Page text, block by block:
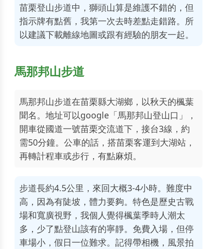
苗栗登山步道中，獅頭山算是維護不錯的，但
指示牌有點舊，我第一次去時差點走錯路。所
以建議下載離線地圖或跟有經驗的朋友一起。
馬那邦山步道
馬那邦山步道在苗栗縣大湖鄉，以秋天的楓葉
聞名。地址可以google「馬那邦山登山口」，
開車從國道一號苗栗交流道下，接台3線，約
需50分鐘。公車的話，搭苗栗客運到大湖站，
再轉計程車或步行，有點麻煩。
步道長約4.5公里，來回大概3-4小時。難度中
高，因為有陡坡，體力要夠。特色是歷史古戰
場和寬廣視野，我個人覺得楓葉季時人潮太
多，少了點登山該有的寧靜。免費入場，但停
車場小，假日一位難求。記得帶相機，風景拍